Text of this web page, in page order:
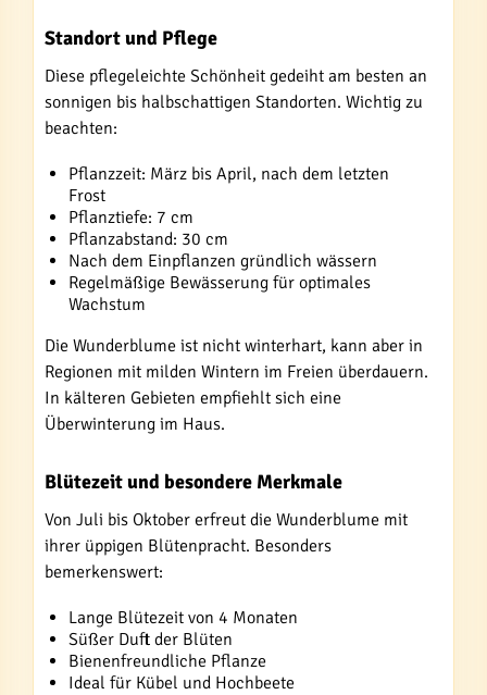
Standort und Pflege
Diese pflegeleichte Schönheit gedeiht am besten an
sonnigen bis halbschattigen Standorten. Wichtig zu
beachten:
Pflanzzeit: März bis April, nach dem letzten
Frost
Pflanztiefe: 7 cm
Pflanzabstand: 30 cm
Nach dem Einpflanzen gründlich wässern
Regelmäßige Bewässerung für optimales
Wachstum
Die Wunderblume ist nicht winterhart, kann aber in
Regionen mit milden Wintern im Freien überdauern.
In kälteren Gebieten empfiehlt sich eine
Überwinterung im Haus.
Blütezeit und besondere Merkmale
Von Juli bis Oktober erfreut die Wunderblume mit
ihrer üppigen Blütenpracht. Besonders
bemerkenswert:
Lange Blütezeit von 4 Monaten
Süßer Duft der Blüten
Bienenfreundliche Pflanze
Ideal für Kübel und Hochbeete